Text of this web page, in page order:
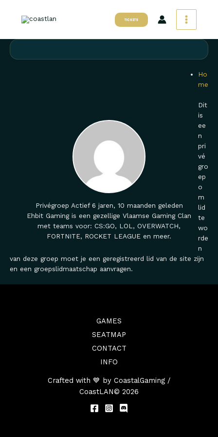
TICKETS
Privégroep Actief 6 jaren, 10 maanden geleden
Ehbit Gaming is een gezellige Vlaamse Gaming Clan
met teams voor: CS:GO, LOL, OVERWATCH,
FORTNITE, ROCKET LEAGUE en meer.
Ho
me
Dit
is
ee
n
pri
vé
gro
ep
o
m
lid
te
wo
rde
n
van deze groep moet je een geregistreerd lid van de site zijn
en een groepslidmaatschap aanvragen.
GAMES
SEATMAP
CONTACT
INFO
Crafted with 💙 by CoastalGaming /
CoastLAN© 2026